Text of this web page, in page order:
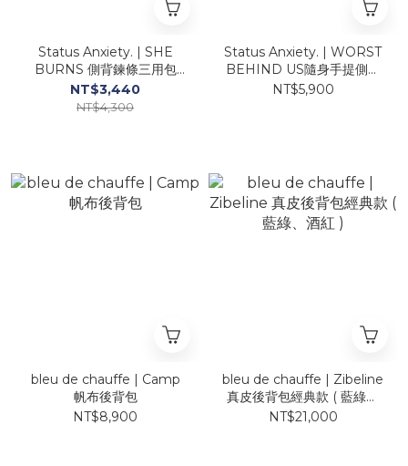
Status Anxiety. | SHE
BURNS 側背鍊條三用包
（綠、黑、粉、黑鱷魚壓
紋）
NT$3,440
NT$4,300
Status Anxiety. | WORST
BEHIND US隨身手提側背
包（黑、粉、綠）
NT$5,900
bleu de chauffe | Camp
帆布後背包
NT$8,900
bleu de chauffe | Zibeline
真皮後背包經典款 ( 藍綠、
酒紅 )
NT$21,000